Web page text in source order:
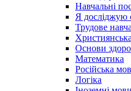
Навчальні
Я досліджую
Трудове
Основи
Математика
Російська
Логіка